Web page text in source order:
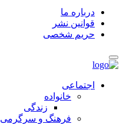
درباره ما
قوانین نشر
حریم شخصی
اجتماعی
خانواده
زندگی
فرهنگ و سرگرمی